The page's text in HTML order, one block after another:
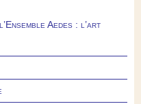
Aedes : l’art